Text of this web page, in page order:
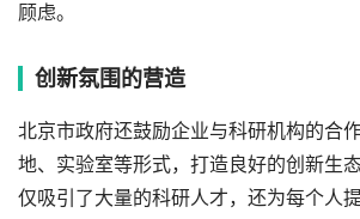
顾虑。
创新氛围的营造
北京市政府还鼓励企业与科研机构的合
地、实验室等形式，打造良好的创新生
仅吸引了大量的科研人才，还为每个人